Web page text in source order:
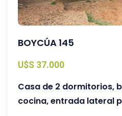
BOYCÚA 145
U$S 37.000
Casa de 2 dormitorios,
cocina, entrada lateral